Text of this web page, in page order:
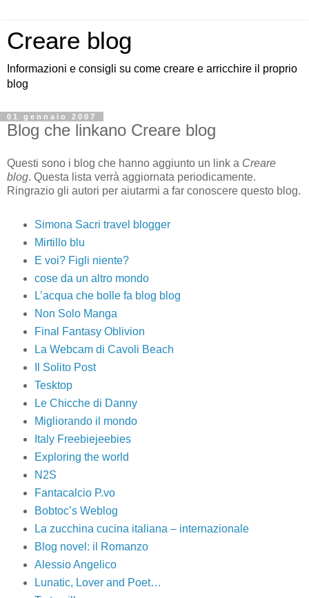
Creare blog
Informazioni e consigli su come creare e arricchire il proprio
blog
01 gennaio 2007
Blog che linkano Creare blog
Questi sono i blog che hanno aggiunto un link a Creare
blog. Questa lista verrà aggiornata periodicamente.
Ringrazio gli autori per aiutarmi a far conoscere questo blog.
Simona Sacri travel blogger
Mirtillo blu
E voi? Figli niente?
cose da un altro mondo
L’acqua che bolle fa blog blog
Non Solo Manga
Final Fantasy Oblivion
La Webcam di Cavoli Beach
Il Solito Post
Tesktop
Le Chicche di Danny
Migliorando il mondo
Italy Freebiejeebies
Exploring the world
N2S
Fantacalcio P.vo
Bobtoc’s Weblog
La zucchina cucina italiana – internazionale
Blog novel: il Romanzo
Alessio Angelico
Lunatic, Lover and Poet…